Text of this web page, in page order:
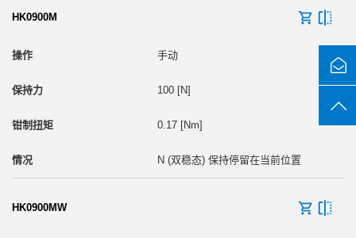
HK0900M
手动
100 [N]
0.17 [Nm]
N (双稳态) 保持停留在当前位置
HK0900MW